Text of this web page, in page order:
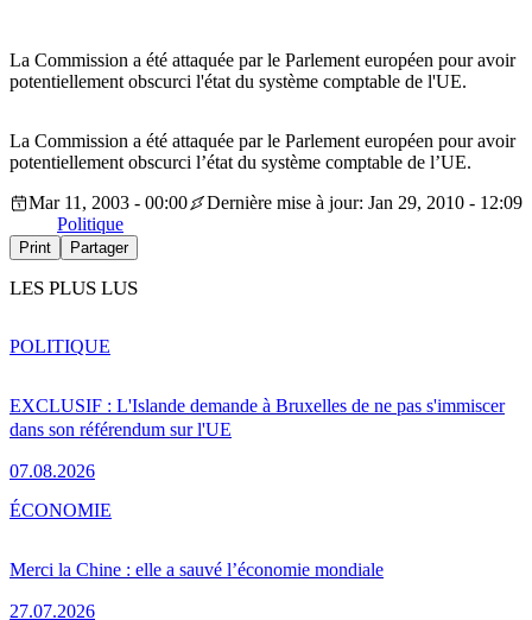
La Commission a été attaquée par le Parlement européen pour avoir
potentiellement obscurci l'état du système comptable de l'UE.
La Commission a été attaquée par le Parlement européen pour avoir
potentiellement obscurci l’état du système comptable de l’UE.
Mar 11, 2003 - 00:00
Dernière mise à jour: Jan 29, 2010 - 12:09
Politique
Print Partager
LES PLUS LUS
EXCLUSIF : L'Islande demande à Bruxelles de ne pas s'immiscer
dans son référendum sur l'UE
07.08.2026
POLITIQUE
Merci la Chine : elle a sauvé l’économie mondiale
27.07.2026
ÉCONOMIE